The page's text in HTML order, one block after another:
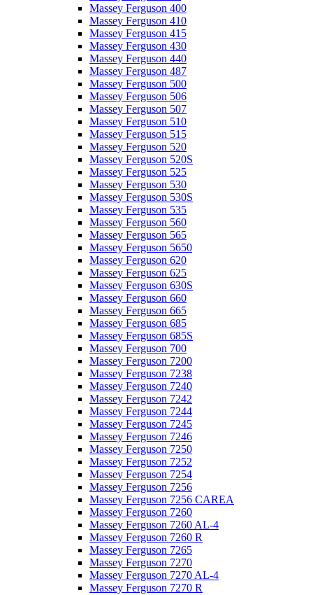
Massey Ferguson 400
Massey Ferguson 410
Massey Ferguson 415
Massey Ferguson 430
Massey Ferguson 440
Massey Ferguson 487
Massey Ferguson 500
Massey Ferguson 506
Massey Ferguson 507
Massey Ferguson 510
Massey Ferguson 515
Massey Ferguson 520
Massey Ferguson 520S
Massey Ferguson 525
Massey Ferguson 530
Massey Ferguson 530S
Massey Ferguson 535
Massey Ferguson 560
Massey Ferguson 565
Massey Ferguson 5650
Massey Ferguson 620
Massey Ferguson 625
Massey Ferguson 630S
Massey Ferguson 660
Massey Ferguson 665
Massey Ferguson 685
Massey Ferguson 685S
Massey Ferguson 700
Massey Ferguson 7200
Massey Ferguson 7238
Massey Ferguson 7240
Massey Ferguson 7242
Massey Ferguson 7244
Massey Ferguson 7245
Massey Ferguson 7246
Massey Ferguson 7250
Massey Ferguson 7252
Massey Ferguson 7254
Massey Ferguson 7256
Massey Ferguson 7256 CAREA
Massey Ferguson 7260
Massey Ferguson 7260 AL-4
Massey Ferguson 7260 R
Massey Ferguson 7265
Massey Ferguson 7270
Massey Ferguson 7270 AL-4
Massey Ferguson 7270 R